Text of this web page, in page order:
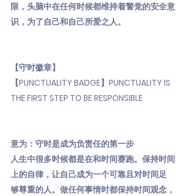
限，头脑中在任何时候都维持着警觉的安全意
识，为了自己和自己所爱之人。
【守时徽章】
【PUNCTUALITY BADGE】PUNCTUALITY IS
THE FIRST STEP TO BE RESPONSIBLE
意为：守时是成为负责任的第一步
人生中很多时候都是在和时间赛跑。保持时间
上的自律，让自己成为一个可靠且对时间足
够尊重的人。做任何事情时都保持时间观念，